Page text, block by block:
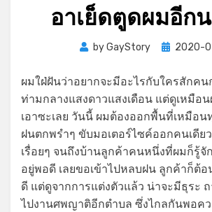
อาเย็ดตูดผมอีก
byGayStory
Posted
2020-
ผมใฝ่ฝันว่าอยากจะมีอะไรกับใครสักคน
ท่ามกลางแสงดาวแสงเดือน แต่ดูเหมือ
เอาซะเลย วันนี้ ผมต้องออกพื้นที่เหมือน
ฝนตกพรำๆ ขับมอเตอร์ไซค์ออกคนเดีย
เรื่อยๆ จนถึงบ้านลูกค้าคนหนึ่งที่ผมก็รู้
อยู่พอดี เลยขอเข้าไปหลบฝน ลูกค้าก็ต้อ
ดี แต่ดูจากการแต่งตัวแล้ว น่าจะมีธุระ
ไปงานศพญาติอีกตำบล ซึ่งไกลกันพอค